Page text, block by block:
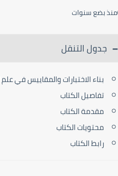
منذ بضع سنوات
جدول التنقل
بناء الاختبارات والمقاييس في
تفاصيل الكتاب
مقدمة الكتاب
محتويات الكتاب
رابط الكتاب